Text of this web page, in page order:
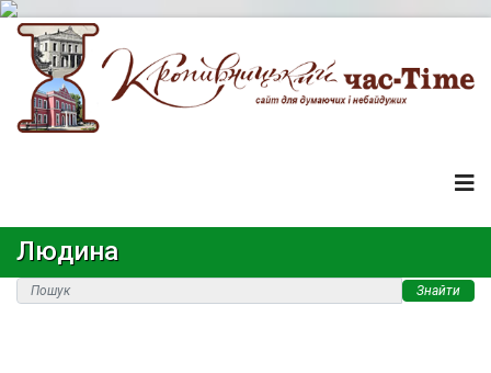
Людина
Знайти